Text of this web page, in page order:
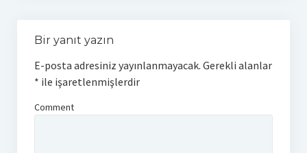
Bir yanıt yazın
E-posta adresiniz yayınlanmayacak. Gerekli alanlar
* ile işaretlenmişlerdir
Comment